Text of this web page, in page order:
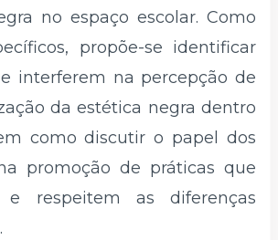
no espaço escolar. Como
propõe-se identificar
interferem na percepção de
da estética negra dentro
como discutir o papel dos
promoção de práticas que
e respeitem as diferenças